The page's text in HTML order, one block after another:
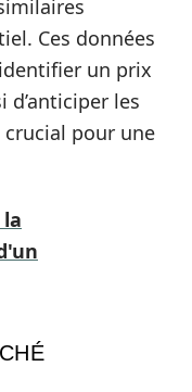
Ces données
un prix
d’anticiper les
pour une